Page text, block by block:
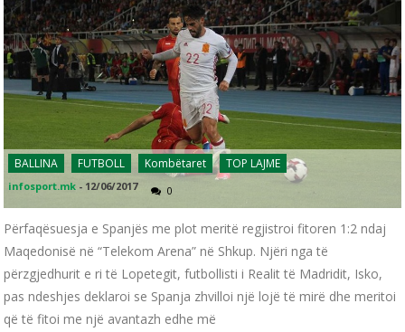
BALLINA FUTBOLL Kombëtaret TOP LAJME
infosport.mk - 12/06/2017 0
Përfaqësuesja e Spanjës me plot meritë regjistroi fitoren 1:2 ndaj
Maqedonisë në “Telekom Arena” në Shkup. Njëri nga të
përzgjedhurit e ri të Lopetegit, futbollisti i Realit të Madridit, Isko,
pas ndeshjes deklaroi se Spanja zhvilloi një lojë të mirë dhe meritoi
që të fitoi me një avantazh edhe më